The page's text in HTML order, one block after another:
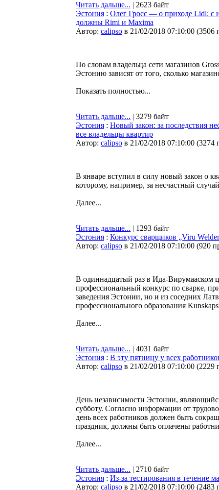
Читать дальше... | 2623 байт
Эстония : Олег Гросс — о приходе Lidl: с
должны Rimi и Maxima
Автор: calipso в 21/02/2018 07:10:00 (3506
По словам владельца сети магазинов
Эстонию зависят от того, сколько
Показать полностью...
Читать дальше... | 3279 байт
Эстония : Новый закон: за последствия
все владельцы квартир
Автор: calipso в 21/02/2018 07:10:00 (3274
В январе вступил в силу новый закон о
которому, например, за несчастный
Далее...
Читать дальше... | 1293 байт
Эстония : Конкурс сварщиков „Viru
Автор: calipso в 21/02/2018 07:10:00 (920
В одиннадцатый раз в Ида-Вирумааском
профессиональный конкурс по сварке,
заведения Эстонии, но и из соседних
профессионального образования
Далее...
Читать дальше... | 4031 байт
Эстония : В эту пятницу у всех
Автор: calipso в 21/02/2018 07:10:00 (2229
День независимости Эстонии,
субботу. Согласно информации от
день всех работников должен быть
праздник, должны быть оплачены
Далее...
Читать дальше... | 2710 байт
Эстония : Из-за тестирования в течение
Автор: calipso в 21/02/2018 07:10:00 (2483